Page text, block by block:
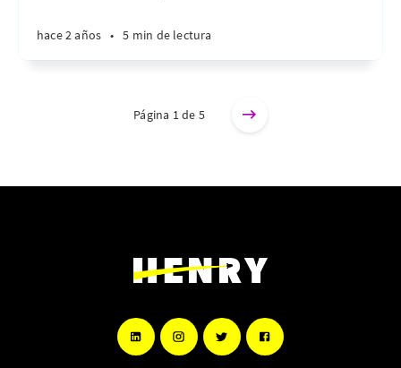
hace 2 años • 5 min de lectura
Página 1 de 5